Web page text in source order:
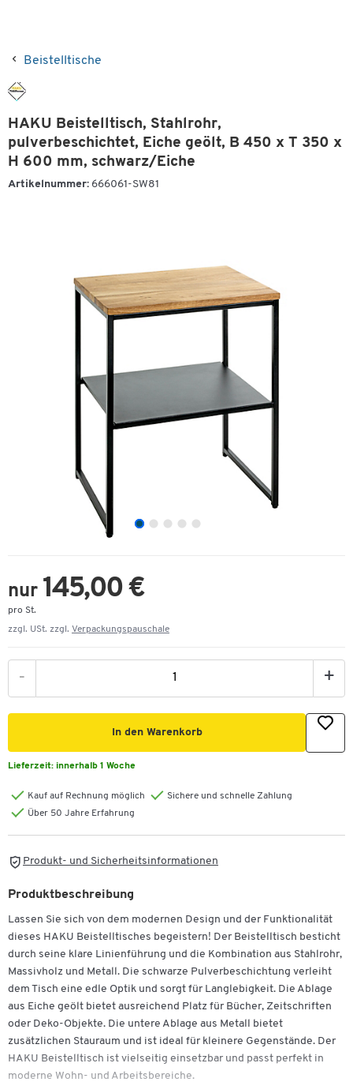
Beistelltische
HAKU Beistelltisch, Stahlrohr,
pulverbeschichtet, Eiche geölt, B 450 x T 350 x
H 600 mm, schwarz/Eiche
Artikelnummer: 666061-SW81
nur 145,00 €
pro St.
zzgl. USt. zzgl. Verpackungspauschale
- +
In den Warenkorb
Lieferzeit: innerhalb 1 Woche
Kauf auf Rechnung möglich
Sichere und schnelle Zahlung
Über 50 Jahre Erfahrung
Produkt- und Sicherheitsinformationen
Produktbeschreibung
Lassen Sie sich von dem modernen Design und der Funktionalität
dieses HAKU Beistelltisches begeistern! Der Beistelltisch besticht
durch seine klare Linienführung und die Kombination aus Stahlrohr,
Massivholz und Metall. Die schwarze Pulverbeschichtung verleiht
dem Tisch eine edle Optik und sorgt für Langlebigkeit. Die Ablage
aus Eiche geölt bietet ausreichend Platz für Bücher, Zeitschriften
oder Deko-Objekte. Die untere Ablage aus Metall bietet
zusätzlichen Stauraum und ist ideal für kleinere Gegenstände. Der
HAKU Beistelltisch ist vielseitig einsetzbar und passt perfekt in
moderne Wohn- und Arbeitsbereiche.